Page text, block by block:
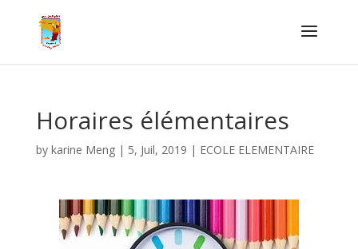
Horaires élémentaires
by karine Meng| 5, Juil, 2019 | ECOLE ELEMENTAIRE